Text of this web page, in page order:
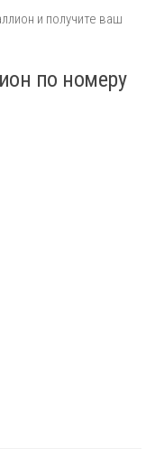
и получите ваш
по номеру